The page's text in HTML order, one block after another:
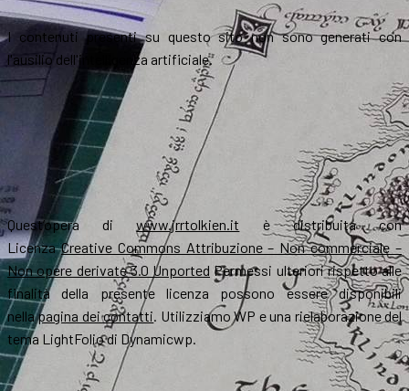
I contenuti presenti su questo sito non sono generati con
l'ausilio dell'intelligenza artificiale.
Quest’opera diwww.jrrtolkien.it è distribuita con
LicenzaCreative Commons Attribuzione – Non commerciale –
Non opere derivate 3.0 Unported Permessi ulteriori rispetto alle
finalità della presente licenza possono essere disponibili
nellapagina dei contatti. Utilizziamo WP e una rielaborazione del
tema LightFolio di Dynamicwp.